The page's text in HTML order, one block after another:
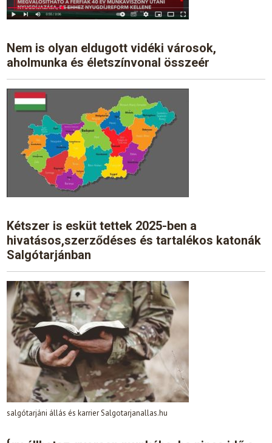
Nem is olyan eldugott vidéki városok,
aholmunka és életszínvonal összeér
Kétszer is esküt tettek 2025-ben a
hivatásos,szerződéses és tartalékos katonák
Salgótarjánban
salgótarjáni állás és karrier Salgotarjanallas.hu